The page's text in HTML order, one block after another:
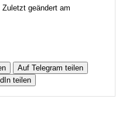
geändert am
Auf Telegram teilen
teilen